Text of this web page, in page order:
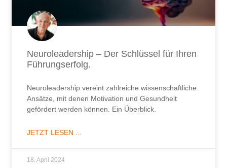
Neuroleadership – Der Schlüssel für Ihren
Führungserfolg.
Neuroleadership vereint zahlreiche wissenschaftliche
Ansätze, mit denen Motivation und Gesundheit
gefördert werden können. Ein Überblick.
JETZT LESEN ...
18. April 2024